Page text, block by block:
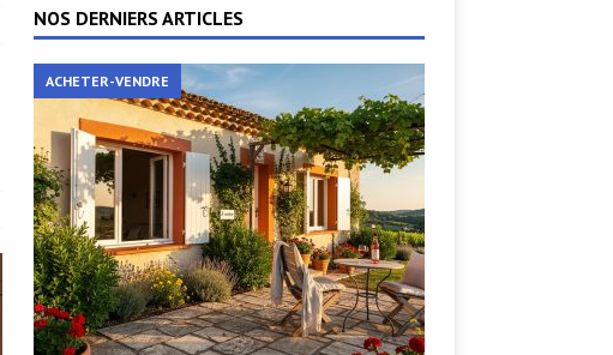
NOS DERNIERS ARTICLES
ACHETER-VENDRE